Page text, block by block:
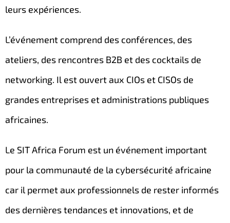
leurs expériences.
L’événement comprend des conférences, des
ateliers, des rencontres B2B et des cocktails de
networking. Il est ouvert aux CIOs et CISOs de
grandes entreprises et administrations publiques
africaines.
Le SIT Africa Forum est un événement important
pour la communauté de la cybersécurité africaine
car il permet aux professionnels de rester informés
des dernières tendances et innovations, et de